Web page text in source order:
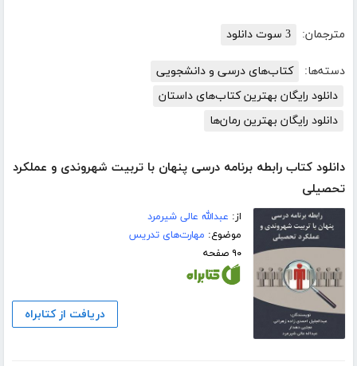
مترجمان: 3 سوت دانلود
دسته‌ها:
کتاب‌های درسی و دانشجویی
دانلود رایگان بهترین کتاب‌های داستان
دانلود رایگان بهترین رمان‌ها
دانلود کتاب رابطه برنامه درسی پنهان با تربیت شهروندی و عملکرد
تحصیلی
از: عبدالله عالی شیرمرد
موضوع: مهارت‌های تدریس
۹۰ صفحه
دریافت از کتابراه